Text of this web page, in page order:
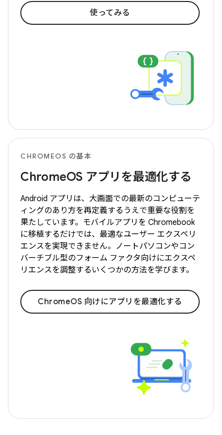
使ってみる
CHROMEOS の基本
ChromeOS アプリを最適化する
Android アプリは、大画面での最新のコンピューテ
ィングのあり方を再定義するうえで重要な役割を
果たしています。モバイルアプリを Chromebook
に移植するだけでは、最適なユーザー エクスペリ
エンスを実現できません。ノートパソコンやコン
バーチブル型のフォーム ファクタ向けにエクスペ
リエンスを調整するいくつかの方法を学びます。
ChromeOS 向けにアプリを最適化する